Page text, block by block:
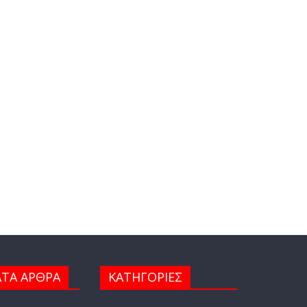
ΑΡΘΡΑ ΚΑΤΗΓΟΡΙΕΣ